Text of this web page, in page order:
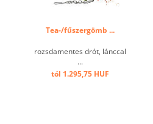
Tea-/fűszergömb ...
rozsdamentes drót, lánccal
...
tól 1.295,75 HUF